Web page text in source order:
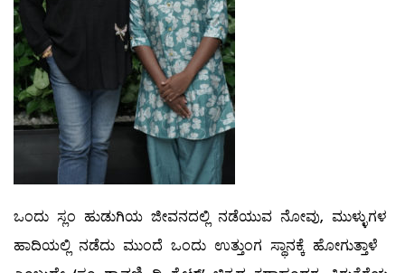
ಒಂದು ಸ್ಲಂ ಹುಡುಗಿಯ ಜೀವನದಲ್ಲಿ ನಡೆಯುವ ನೋವು, ಮುಳ್ಳುಗಳ
ಹಾದಿಯಲ್ಲಿ ನಡೆದು ಮುಂದೆ ಒಂದು ಉತ್ತುಂಗ ಸ್ಥಾನಕ್ಕೆ ಹೋಗುತ್ತಾಳೆ